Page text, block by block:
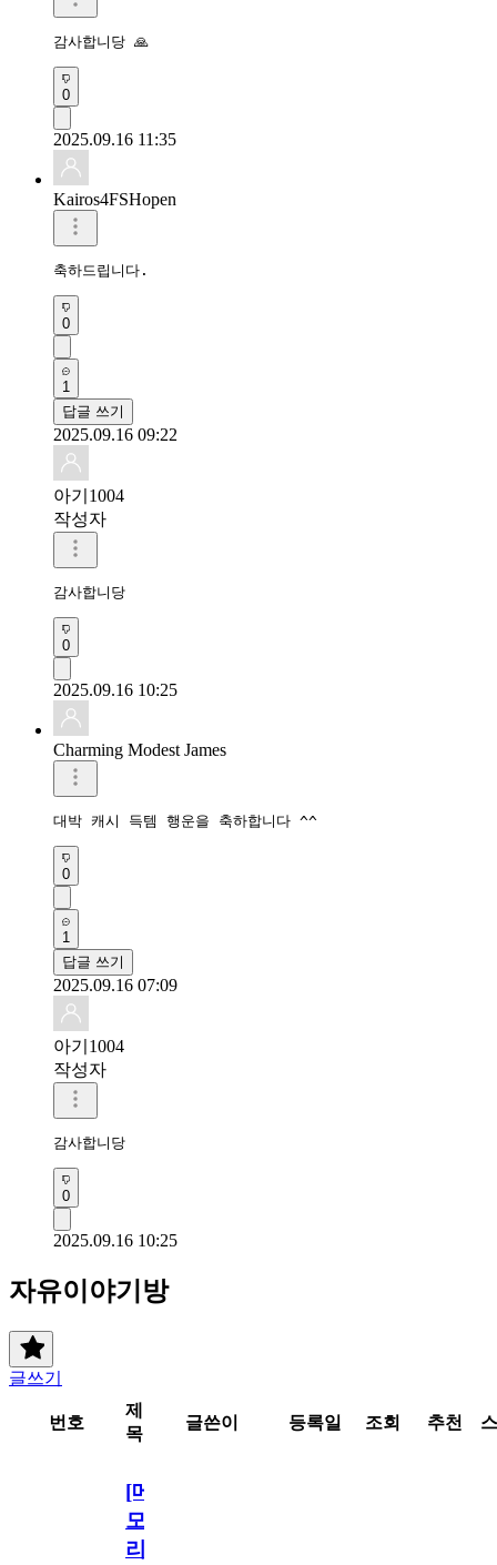
감사합니당 🙏
0
2025.09.16 11:35
Kairos4FSHopen
축하드립니다.
0
1
답글 쓰기
2025.09.16 09:22
아기1004
작성자
감사합니당
0
2025.09.16 10:25
Charming Modest James
대박 캐시 득템 행운을 축하합니다 ^^
0
1
답글 쓰기
2025.09.16 07:09
아기1004
작성자
감사합니당
0
2025.09.16 10:25
자유이야기방
글쓰기
번호
제
목
글쓴이 등록일 조회 추천
[메
모
리